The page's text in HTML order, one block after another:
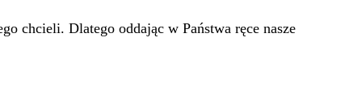
chcieli. Dlatego oddając w Państwa ręce nasze